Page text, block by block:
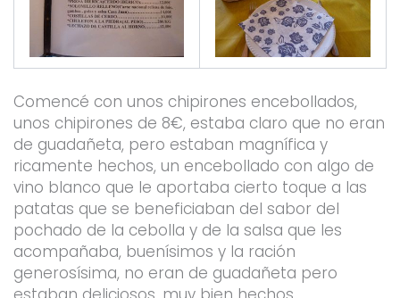
Comencé con unos chipirones encebollados,
unos chipirones de 8€, estaba claro que no eran
de guadañeta, pero estaban magnífica y
ricamente hechos, un encebollado con algo de
vino blanco que le aportaba cierto toque a las
patatas que se beneficiaban del sabor del
pochado de la cebolla y de la salsa que les
acompañaba, buenísimos y la ración
generosísima, no eran de guadañeta pero